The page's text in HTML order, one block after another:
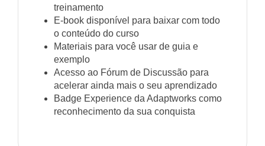
treinamento
E-book disponível para baixar com todo
o conteúdo do curso
Materiais para você usar de guia e
exemplo
Acesso ao Fórum de Discussão para
acelerar ainda mais o seu aprendizado
Badge Experience da Adaptworks como
reconhecimento da sua conquista